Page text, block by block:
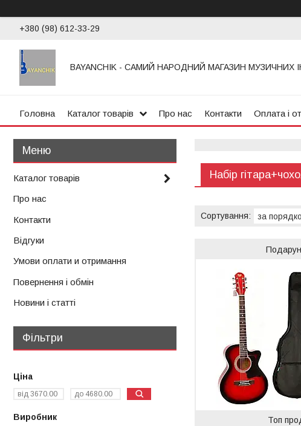
+380 (98) 612-33-29
BAYANCHIK - САМИЙ НАРОДНИЙ МАГАЗИН
Головна Каталог товарів Про нас Контакти Оплата і
Набір
Топ
Каталог товарів
Про нас
Контакти
Відгуки
Умови оплати и отримання
Повернення і обмін
Новини і статті
Фільтри
Ціна
Виробник